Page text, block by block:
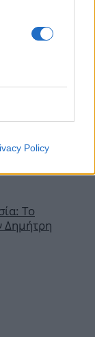
Policy
Το
Δημήτρη